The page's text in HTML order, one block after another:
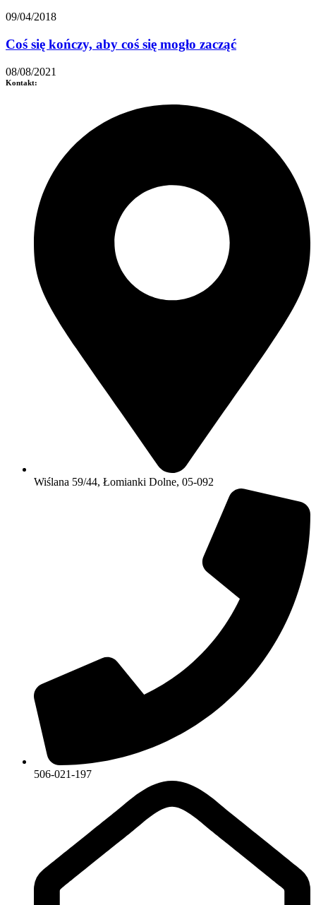
09/04/2018
Coś się kończy, aby coś się mogło zacząć
08/08/2021
Kontakt:
Wiślana 59/44, Łomianki Dolne, 05-092
506-021-197